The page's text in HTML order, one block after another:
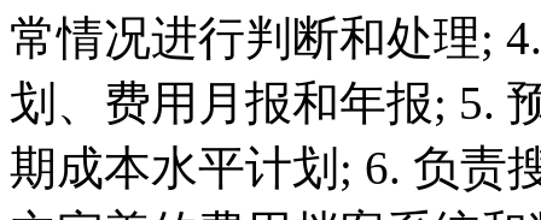
常情况进行判断和处理;
划、费用月报和年报; 5.
期成本水平计划; 6. 负责